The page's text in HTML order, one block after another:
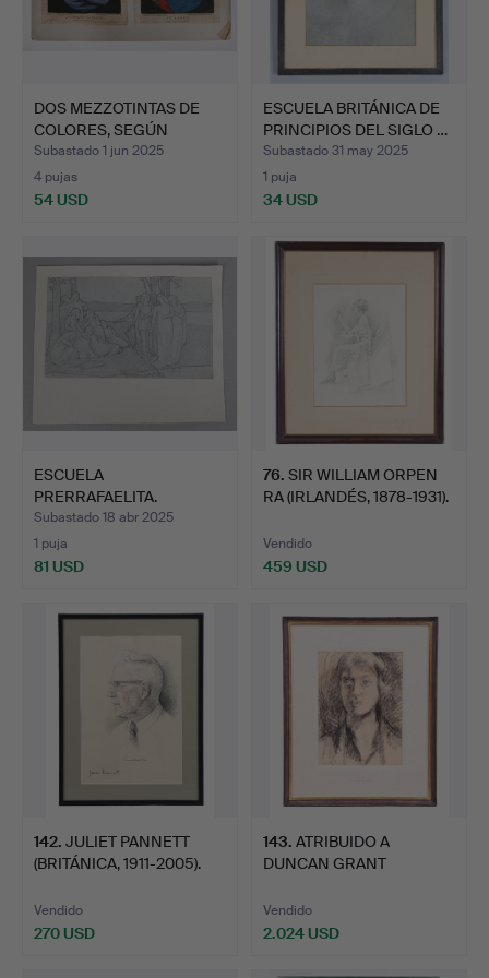
DOS MEZZOTINTAS DE
COLORES, SEGÚN
ROBERT D…
Subastado 1 jun 2025
4 pujas
54 USD
ESCUELA BRITÁNICA DE
PRINCIPIOS DEL SIGLO …
Subastado 31 may 2025
1 puja
34 USD
ESCUELA
PRERRAFAELITA.
Subastado 18 abr 2025
1 puja
81 USD
76. SIR WILLIAM ORPEN
RA (IRLANDÉS, 1878-1931).
Vendido
459 USD
142. JULIET PANNETT
(BRITÁNICA, 1911-2005).
Vendido
270 USD
143. ATRIBUIDO A
DUNCAN GRANT
Vendido
2.024 USD